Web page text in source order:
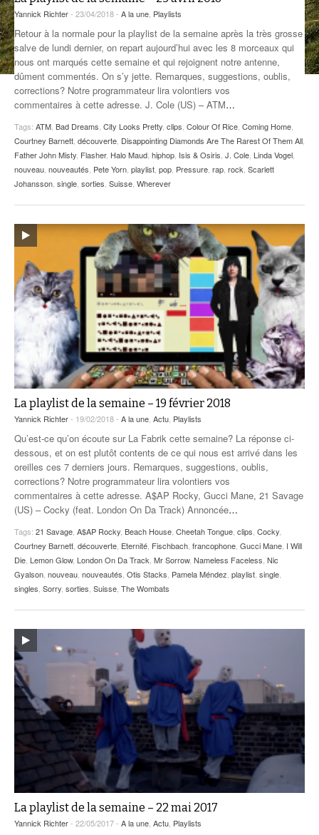
ANCIENNES ÉMISSIONS
Yannick Richter- 23/04/2018 - A la une Playlists
Retour à la normale pour la playlist de la semaine après la très grosse
salve de lundi dernier, on repart aujourd’hui avec les 8 morceaux qui
nous ont marqués cette semaine et qui rejoignent notre antenne,
dûment commentés. On s’y jette. Remarques, suggestions, oublis,
corrections? Notre programmateur lira volontiers vos
commentaires à cette adresse. J. Cole (US) – ATM…
Tags: ATM Bad Dreams City Looks Pretty clips Colour Of Rice Coming Home
Courtney Barnett découverte Disappointing Diamonds Are The Rarest Of Them All
Father John Misty Flasher, Halo Maud hiphop Isis & Osiris J. Cole Linda Vogel
nouveau nouveautés Pete Yorn playlist pop Pressure rap rock Scarlett
Johansson single sorties Suisse Wherever
La playlist de la semaine – 19 février 2018
Yannick Richter- 19/02/2018 - A la une Actu Playlists
Qu’est-ce qu’on écoute sur La Fabrik cette semaine? La réponse ci-
dessous, et on est plutôt contents de ce qui nous est arrivé dans les
oreilles ces 7 derniers jours. Remarques, suggestions, oublis,
corrections? Notre programmateur lira volontiers vos
commentaires à cette adresse. A$AP Rocky, Gucci Mane, 21 Savage
(US) – Cocky (feat. London On Da Track) Annoncée…
Tags: 21 Savage A$AP Rocky Beach House Cheetah Tongue clips Cocky
Courtney Barnett découverte Eternité Fischbach francophone Gucci Mane I Will
Die Lemon Glow, London On Da Track Mr Sorrow, Nameless Faceless Nic
Gyalson nouveau nouveautés Otis Stacks Pamela Méndez playlist single
singles Sorry sorties Suisse The Wombats
La playlist de la semaine – 22 mai 2017
Yannick Richter- 22/05/2017 - A la une, Actu, Playlists